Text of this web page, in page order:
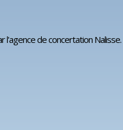
de concertation Nalisse.